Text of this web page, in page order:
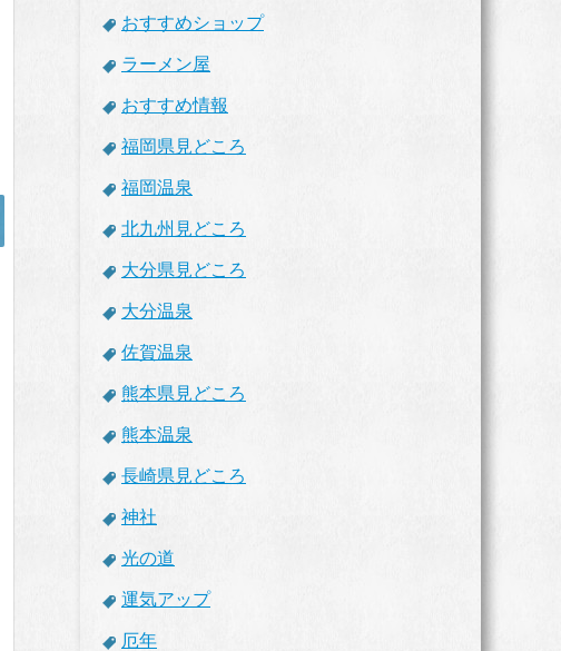
おすすめショップ
ラーメン屋
おすすめ情報
福岡県見どころ
福岡温泉
北九州見どころ
大分県見どころ
大分温泉
佐賀温泉
熊本県見どころ
熊本温泉
長崎県見どころ
神社
光の道
運気アップ
厄年